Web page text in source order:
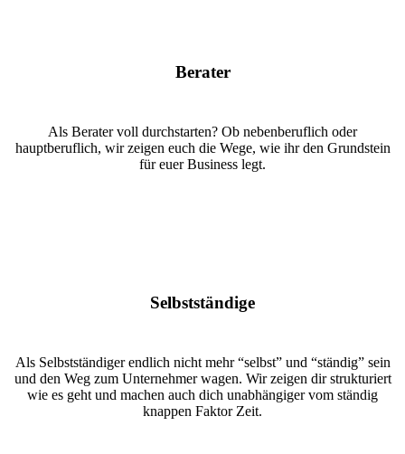
Berater
Als Berater voll durchstarten? Ob nebenberuflich oder
hauptberuflich, wir zeigen euch die Wege, wie ihr den Grundstein
für euer Business legt.
Selbstständige
Als Selbstständiger endlich nicht mehr “selbst” und “ständig” sein
und den Weg zum Unternehmer wagen. Wir zeigen dir strukturiert
wie es geht und machen auch dich unabhängiger vom ständig
knappen Faktor Zeit.